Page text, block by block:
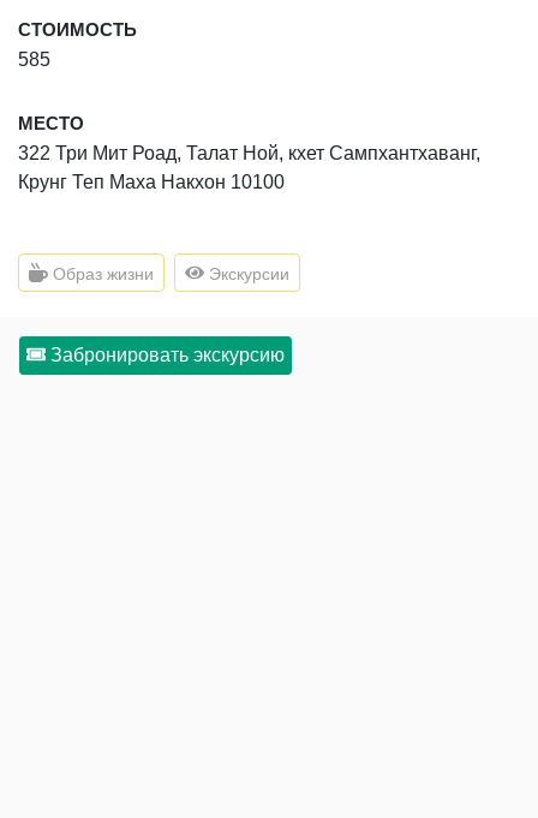
СТОИМОСТЬ
585
МЕСТО
322 Три Мит Роад, Талат Ной, кхет Сампхантхаванг,
Крунг Теп Маха Накхон 10100
Образ жизни Экскурсии
Забронировать экскурсию